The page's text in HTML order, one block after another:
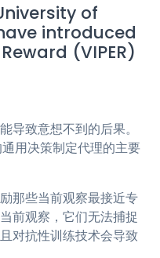
s
e
n
g
e
a
o
eof
introduced
(VIPER)
导致意想不到的后果。
用决策制定代理的主要
那些当前观察最接近专
前观察，它们无法捕捉
对抗性训练技术会导致